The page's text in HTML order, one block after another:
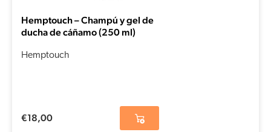
Hemptouch – Champú y gel de
ducha de cáñamo (250 ml)
Hemptouch
€18,00